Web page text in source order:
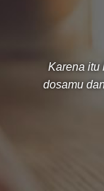
Karena itu
dosamu